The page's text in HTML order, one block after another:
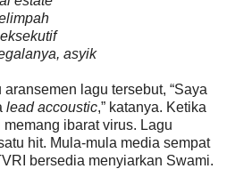
asyik
lagu tersebut, “Saya
lead accoustic,” katanya. Ketika
ibarat virus. Lagu
hit. Mula-mula media sempat
bersedia menyiarkan Swami.